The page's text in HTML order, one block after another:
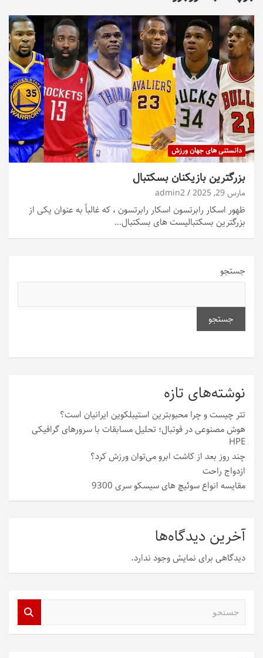
دانستنی های جهان ورزش
بزرگترین بازیکنان بسکتبال
مارس 29, 2025 admin2
ظهور اسکار رابرتسون اسکار رابرتسون ، که غالباً به عنوان یکی از
بزرگترین بسکتبالیست های بسکتبال…
جستجو
جستجو
نوشته‌های تازه
تتر چیست و چرا محبوبترین استیبلکوین ایرانیان است؟
هوش مصنوعی در فوتبال؛ تحلیل مسابقات با سرورهای گرافیکی
HPE
چند روز بعد از کاشت ابرو می‌توان ورزش کرد؟
ازدواج راحت
مقایسه انواع سوئیچ های سیسکو سری 9300
آخرین دیدگاه‌ها
دیدگاهی برای نمایش وجود ندارد.